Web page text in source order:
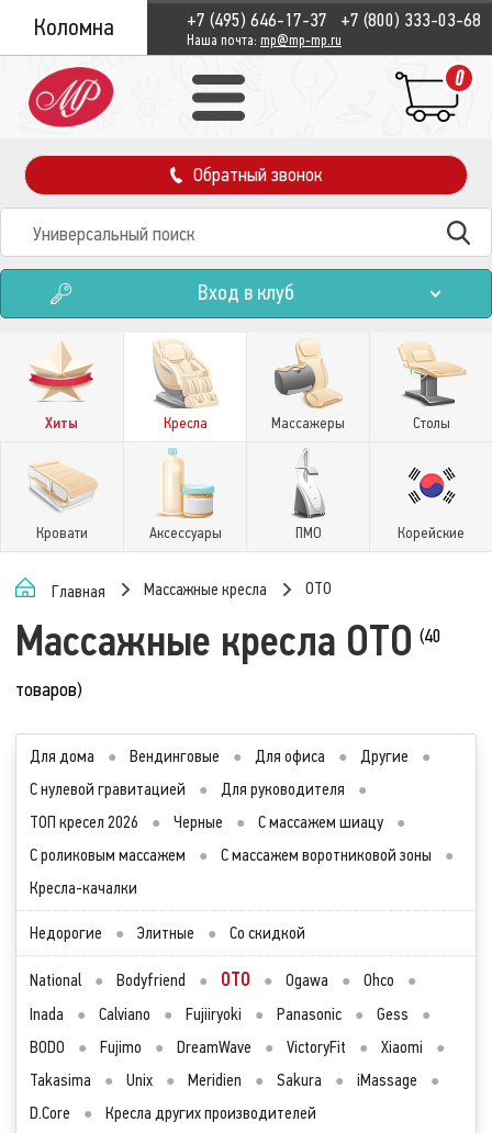
Коломна +7 (495) 646-17-37 +7 (800) 333-03-68
Наша почта: mp@mp-mp.ru
0
Обратный звонок
Вход в клуб
Хиты Кресла Массажеры Столы
Кровати Аксессуары ПМО Корейские
Главная Массажные кресла OTO
Массажные кресла OTO (40
товаров)
Для дома ● Вендинговые ● Для офиса ● Другие
●
С нулевой гравитацией
● Для руководителя
●
ТОП кресел 2026
● Черные ● С массажем шиацу
●
С роликовым массажем
● С массажем воротниковой зоны
●
Кресла-качалки
Недорогие ● Элитные ● Со скидкой
National ● Bodyfriend ● OTO ● Ogawa ● Ohco
●
Inada
● Calviano ● Fujiiryoki ● Panasonic ● Gess
●
BODO
● Fujimo ● DreamWave ● VictoryFit ● Xiaomi
●
Takasima
● Unix ● Meridien ● Sakura ● iMassage
●
D.Core
● Кресла других производителей